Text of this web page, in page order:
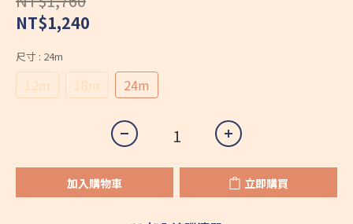
NT$1,240
尺寸 : 24m
12m 18m 24m
加入購物車 立即購買